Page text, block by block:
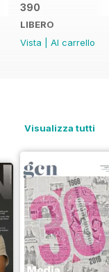
390
LIBERO
Vista
Al carrello
Visualizza tutti